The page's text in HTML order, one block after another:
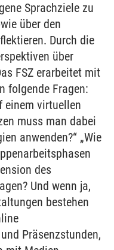
Sprachziele zu
über den
Durch die
über
FSZ erarbeitet mit
folgende Fragen:
einem virtuellen
muss man dabei
anwenden?“ „Wie
des
Und wenn ja,
bestehen
Präsenzstunden,